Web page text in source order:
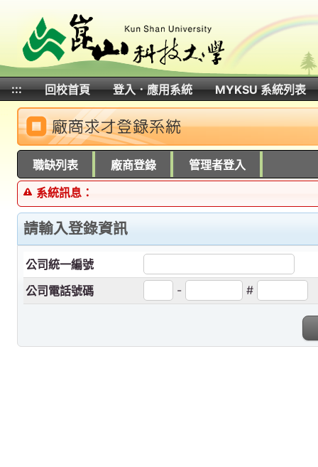
::: 回校首頁 登入．應用系統
MYKSU 系統列表
職缺列表 廠商登錄 管理者登入
系統訊息：
請輸入登錄資訊
公司統一編號
公司電話號碼
- #